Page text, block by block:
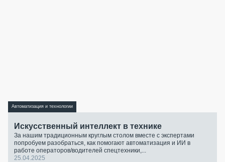
Автоматизация и технологии
Искусственный интеллект в технике
За нашим традиционным круглым столом вместе с экспертами
попробуем разобраться, как помогают автоматизация и ИИ в
работе операторов/водителей спецтехники,...
25.04.2025